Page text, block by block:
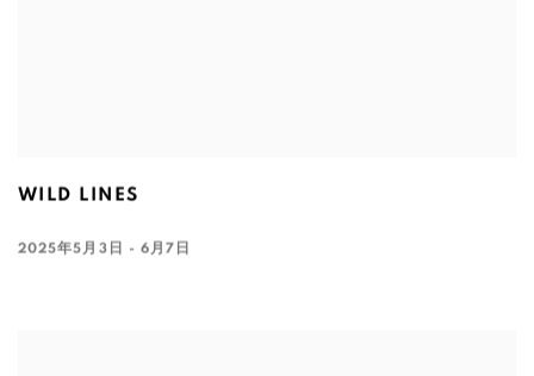
WILD LINES
2025年5月3日 - 6月7日